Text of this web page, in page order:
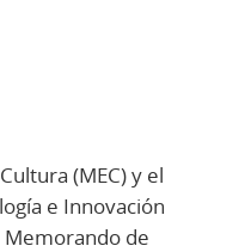
(MEC) y el
e Innovación
Memorando de